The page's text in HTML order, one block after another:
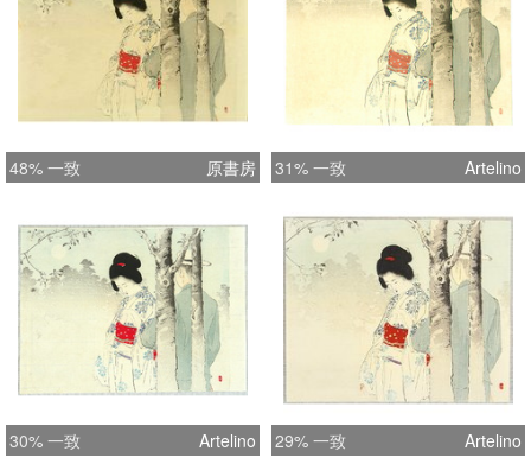
48% 一致 原書房 31% 一致 Artelino
30% 一致 Artelino 29% 一致 Artelino